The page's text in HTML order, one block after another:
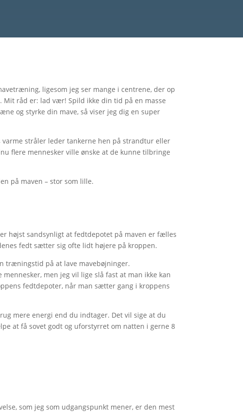
ligesom jeg ser mange i centrene, der op
råd er: lad vær! Spild ikke din tid på en masse
og styrke din mave, så viser jeg dig en super
varme stråler leder tankerne hen på strandtur eller
flere mennesker ville ønske at de kunne tilbringe
på maven – stor som lille.
højst sandsynligt at fedtdepotet på maven er fælles
fedt sætter sig ofte lidt højere på kroppen.
træningstid på at lave mavebøjninger.
men jeg vil lige slå fast at man ikke kan
fedtdepoter, når man sætter gang i kroppens
mere energi end du indtager. Det vil sige at du
at få sovet godt og uforstyrret om natten i gerne 8
som jeg som udgangspunkt mener, er den mest